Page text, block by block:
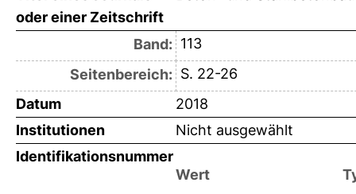
oder einer Zeitschrift
Band: 113
Seitenbereich: S. 22-26
Datum
2018
Institutionen
Nicht ausgewählt
Identifikationsnummer
Wert